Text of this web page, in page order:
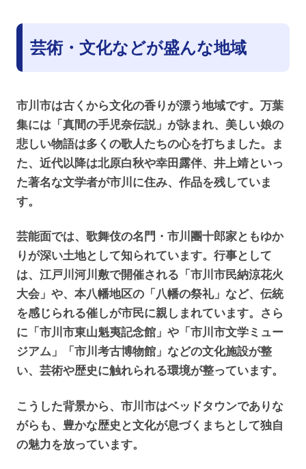
芸術・文化などが盛んな地域
市川市は古くから文化の香りが漂う地域です。万葉
集には「真間の手児奈伝説」が詠まれ、美しい娘の
悲しい物語は多くの歌人たちの心を打ちました。ま
た、近代以降は北原白秋や幸田露伴、井上靖といっ
た著名な文学者が市川に住み、作品を残していま
す。
芸能面では、歌舞伎の名門・市川團十郎家ともゆか
りが深い土地として知られています。行事として
は、江戸川河川敷で開催される「市川市民納涼花火
大会」や、本八幡地区の「八幡の祭礼」など、伝統
を感じられる催しが市民に親しまれています。さら
に「市川市東山魁夷記念館」や「市川市文学ミュー
ジアム」「市川考古博物館」などの文化施設が整
い、芸術や歴史に触れられる環境が整っています。
こうした背景から、市川市はベッドタウンでありな
がらも、豊かな歴史と文化が息づくまちとして独自
の魅力を放っています。